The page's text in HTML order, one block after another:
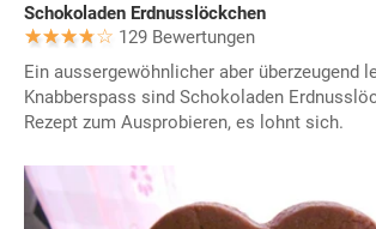
Schokoladen Erdnusslöckchen
129 Bewertungen
Ein aussergewöhnlicher aber überzeugend
Knabberspass sind Schokoladen
Rezept zum Ausprobieren, es lohnt sich.